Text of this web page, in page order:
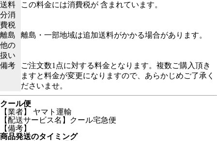
送料
分消
費税
この料金には消費税が 含まれています。
離島
他の
扱い
離島・一部地域は追加送料がかかる場合があります。
備考
ご注文数1点に対する料金となります。複数ご購入頂き
ますと料金が変更になりますので、あらかじめご了承く
ださいませ。
クール便
【業者】 ヤマト運輸
【配送サービス名】クール宅急便
【備考】
商品発送のタイミング